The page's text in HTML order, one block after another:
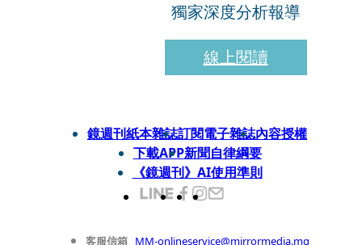
獨家深度分析報導
線上閱讀
鏡週刊紙本雜誌訂閱電子雜誌內容授權
下載APP新聞自律綱要
《鏡週刊》AI使用準則
客服信箱 MM-onlineservice@mirrormedia.mg